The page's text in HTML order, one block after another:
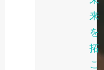
来
を
拓
こ